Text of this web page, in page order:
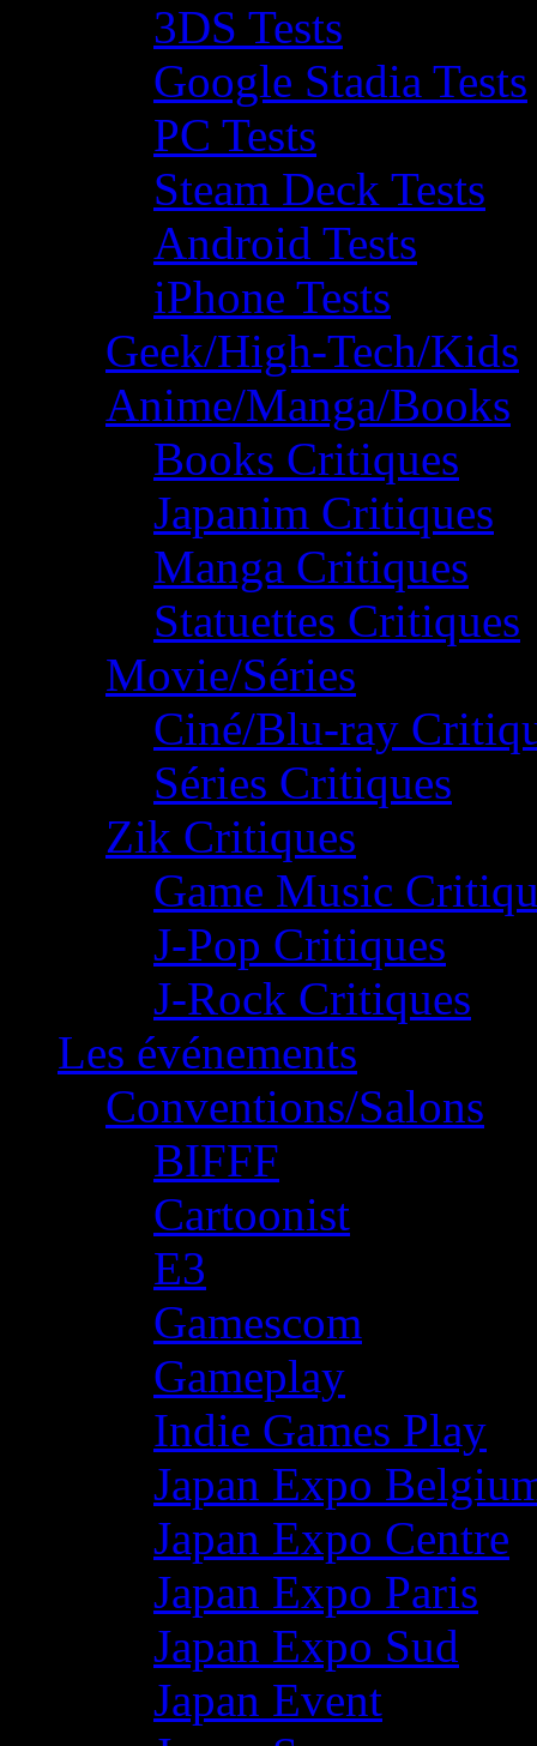
3DS Tests
Google Stadia Tests
PC Tests
Steam Deck Tests
Android Tests
iPhone Tests
Geek/High-Tech/Kids
Anime/Manga/Books
Books Critiques
Japanim Critiques
Manga Critiques
Statuettes Critiques
Movie/Séries
Ciné/Blu-ray
Séries Critiques
Zik Critiques
Game Music
J-Pop Critiques
J-Rock Critiques
Les événements
Conventions/Salons
BIFFF
Cartoonist
E3
Gamescom
Gameplay
Indie Games Play
Japan Expo
Japan Expo Centre
Japan Expo Paris
Japan Expo Sud
Japan Event